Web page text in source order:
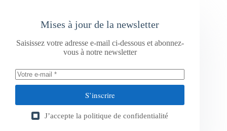
Mises à jour de la newsletter
Saisissez votre adresse e-mail ci-dessous et abonnez-
vous à notre newsletter
S’inscrire
J’accepte la politique de confidentialité